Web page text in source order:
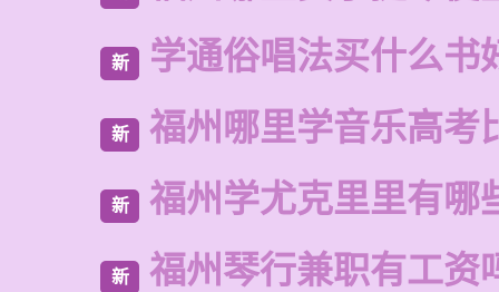
新 学通俗唱法买什么书
新 福州哪里学音乐高考
新 福州学尤克里里有哪
新 福州琴行兼职有工资